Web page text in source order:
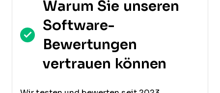
Warum Sie unseren
Software-
Bewertungen
vertrauen können